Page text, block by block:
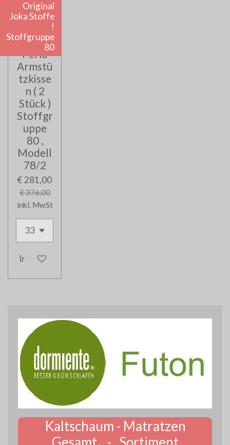
Original
Joka Stoffe
!
Stoffgruppe
80
Joka
Perla
Armstü
tzkisse
n ( 2
Stück )
Stoffgr
uppe
80 ,
Modell
78/2
€ 281,00
€ 376,00
inkl. MwSt
In den Warenkorb
Kaltschaum - Matratzen